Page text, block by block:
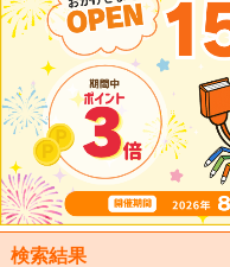
検索結果